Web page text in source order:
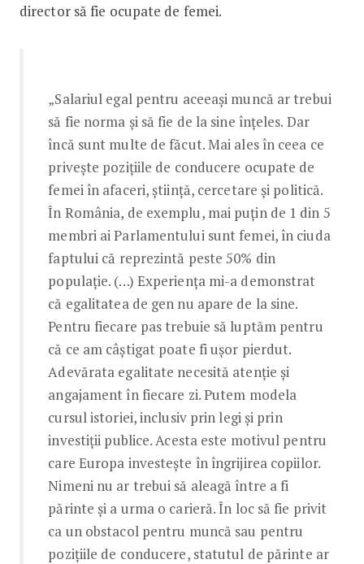
director să fie ocupate de femei.
„Salariul egal pentru aceeași muncă ar trebui
să fie norma și să fie de la sine înțeles. Dar
încă sunt multe de făcut. Mai ales în ceea ce
privește pozițiile de conducere ocupate de
femei în afaceri, știință, cercetare și politică.
În România, de exemplu, mai puțin de 1 din 5
membri ai Parlamentului sunt femei, în ciuda
faptului că reprezintă peste 50% din
populație. (…) Experiența mi-a demonstrat
că egalitatea de gen nu apare de la sine.
Pentru fiecare pas trebuie să luptăm pentru
că ce am câștigat poate fi ușor pierdut.
Adevărata egalitate necesită atenție și
angajament în fiecare zi. Putem modela
cursul istoriei, inclusiv prin legi și prin
investiții publice. Acesta este motivul pentru
care Europa investește în îngrijirea copiilor.
Nimeni nu ar trebui să aleagă între a fi
părinte și a urma o carieră. În loc să fie privit
ca un obstacol pentru muncă sau pentru
pozițiile de conducere, statutul de părinte ar